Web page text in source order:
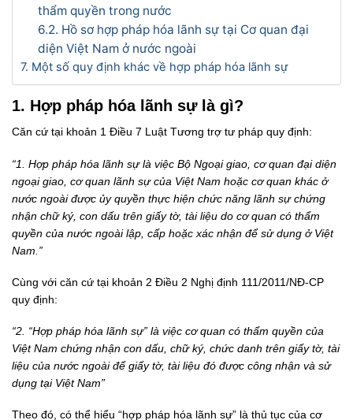
thẩm quyền trong nước
6.2. Hồ sơ hợp pháp hóa lãnh sự tại Cơ quan đại
diện Việt Nam ở nước ngoài
7. Một số quy định khác về hợp pháp hóa lãnh sự
1. Hợp pháp hóa lãnh sự là gì?
Căn cứ tại khoản 1 Điều 7 Luật Tương trợ tư pháp quy định:
“1. Hợp pháp hóa lãnh sự là việc Bộ Ngoại giao, cơ quan đại diện
ngoại giao, cơ quan lãnh sự của Việt Nam hoặc cơ quan khác ở
nước ngoài được ủy quyền thực hiện chức năng lãnh sự chứng
nhận chữ ký, con dấu trên giấy tờ, tài liệu do cơ quan có thẩm
quyền của nước ngoài lập, cấp hoặc xác nhận để sử dụng ở Việt
Nam.”
Cùng với căn cứ tại khoản 2 Điều 2 Nghị định 111/2011/NĐ-CP
quy định:
“2. “Hợp pháp hóa lãnh sự” là việc cơ quan có thẩm quyền của
Việt Nam chứng nhận con dấu, chữ ký, chức danh trên giấy tờ, tài
liệu của nước ngoài để giấy tờ, tài liệu đó được công nhận và sử
dụng tại Việt Nam”
Theo đó, có thể hiểu “hợp pháp hóa lãnh sự” là thủ tục của cơ